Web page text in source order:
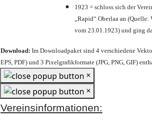
1923 = schloss sich der
„Rapid“ Oberlaa an (Quelle:
vom 23.01.1923) und ging
Download: Im Downloadpaket sind 4 verschiedene
EPS, PDF) und 3 Pixelgrafikformate (JPG, PNG, GIF)
×
×
Vereinsinformationen: